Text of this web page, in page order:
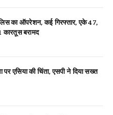
का ऑपरेशन, कई गिरफ्तार, एके 47,
बरामद
पर एसिया की चिंता, एसपी ने दिया सख्त